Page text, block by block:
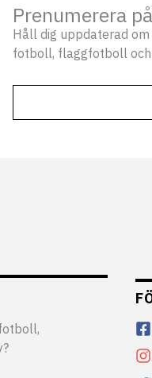
Prenumerera
Håll dig uppdaterad
fotboll, flaggfotboll och